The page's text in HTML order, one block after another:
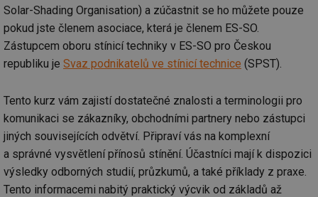
Solar-Shading Organisation) a zúčastnit se ho můžete pouze
pokud jste členem asociace, která je členem ES-SO.
Zástupcem oboru stínicí techniky v ES-SO pro Českou
republiku je Svaz podnikatelů ve stínicí technice (SPST).
Tento kurz vám zajistí dostatečné znalosti a terminologii pro
komunikaci se zákazníky, obchodními partnery nebo zástupci
jiných souvisejících odvětví. Připraví vás na komplexní
a správné vysvětlení přínosů stínění. Účastníci mají k dispozici
výsledky odborných studií, průzkumů, a také příklady z praxe.
Tento informacemi nabitý praktický výcvik od základů až